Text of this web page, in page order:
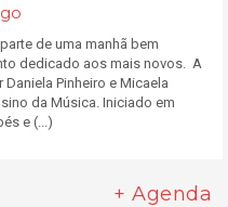
de uma manhã bem
dedicado aos mais novos. A
Pinheiro e Micaela
da Música. Iniciado em
e (...)
+ Agenda